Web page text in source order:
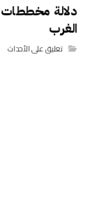
دلالة مخططات
الغرب
تعليق على الأحداث